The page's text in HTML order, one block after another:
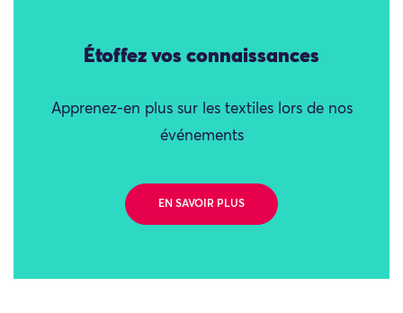
Étoffez vos connaissances
Apprenez-en plus sur les textiles lors de nos
événements
EN SAVOIR PLUS